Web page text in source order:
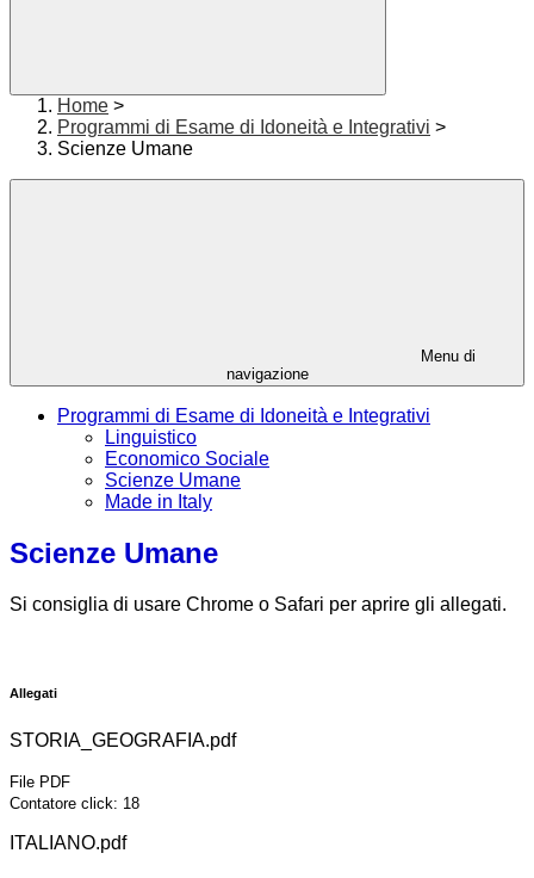
Home >
Programmi di Esame di Idoneità e Integrativi >
Scienze Umane
Menu di
navigazione
Programmi di Esame di Idoneità e Integrativi
Linguistico
Economico Sociale
Scienze Umane
Made in Italy
Scienze Umane
Si consiglia di usare Chrome o Safari per aprire gli allegati.
Allegati
STORIA_GEOGRAFIA.pdf
File PDF
Contatore click: 18
ITALIANO.pdf